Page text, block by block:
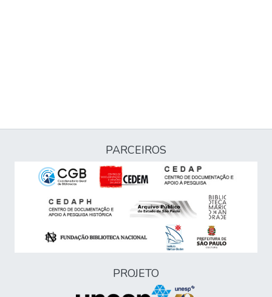
PARCEIROS
PROJETO